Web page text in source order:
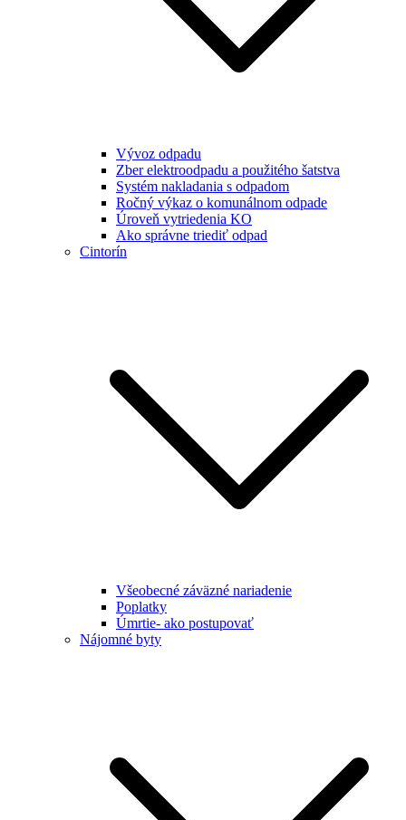
Vývoz odpadu
Zber elektroodpadu a použitého šatstva
Systém nakladania s odpadom
Ročný výkaz o komunálnom odpade
Úroveň vytriedenia KO
Ako správne triediť odpad
Cintorín
Všeobecné záväzné nariadenie
Poplatky
Úmrtie- ako postupovať
Nájomné byty